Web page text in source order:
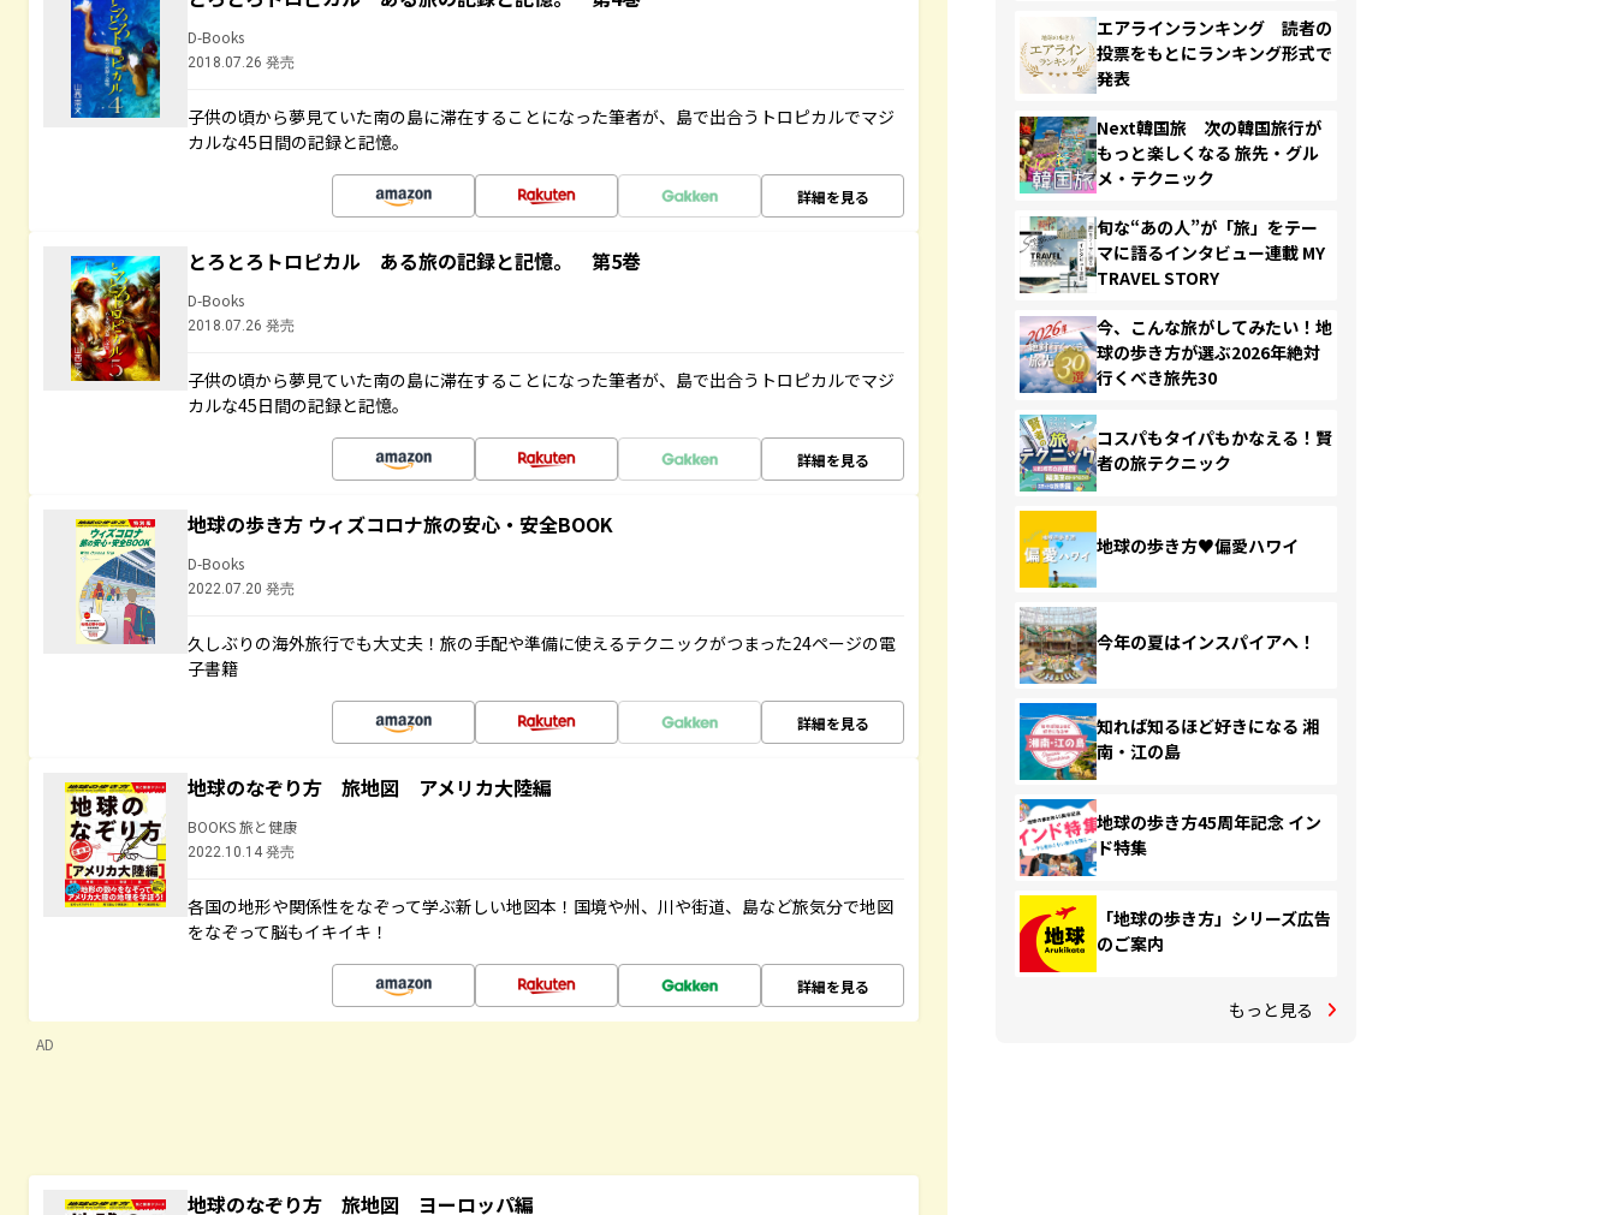
D-Books
2018.07.26 発売
子供の頃から夢見ていた南の島に滞在することになった筆者が、島で出合うトロピカルでマジ
カルな45日間の記録と記憶。
詳細を見る
とろとろトロピカル ある旅の記録と記憶。 第5巻
D-Books
2018.07.26 発売
子供の頃から夢見ていた南の島に滞在することになった筆者が、島で出合うトロピカルでマジ
カルな45日間の記録と記憶。
詳細を見る
地球の歩き方 ウィズコロナ旅の安心・安全BOOK
D-Books
2022.07.20 発売
久しぶりの海外旅行でも大丈夫！旅の手配や準備に使えるテクニックがつまった24ページの電
子書籍
詳細を見る
地球のなぞり方 旅地図 アメリカ大陸編
BOOKS 旅と健康
2022.10.14 発売
各国の地形や関係性をなぞって学ぶ新しい地図本！国境や州、川や街道、島など旅気分で地図
をなぞって脳もイキイキ！
詳細を見る
AD
地球のなぞり方 旅地図 ヨーロッパ編
エアラインランキング 読者の
投票をもとにランキング形式で
発表
Next韓国旅 次の韓国旅行が
もっと楽しくなる 旅先・グル
メ・テクニック
旬な“あの人”が「旅」をテー
マに語るインタビュー連載 MY
TRAVEL STORY
今、こんな旅がしてみたい！地
球の歩き方が選ぶ2026年絶対
行くべき旅先30
コスパもタイパもかなえる！賢
者の旅テクニック
地球の歩き方♥偏愛ハワイ
今年の夏はインスパイアへ！
知れば知るほど好きになる 湘
南・江の島
地球の歩き方45周年記念 イン
ド特集
「地球の歩き方」シリーズ広告
のご案内
もっと見る